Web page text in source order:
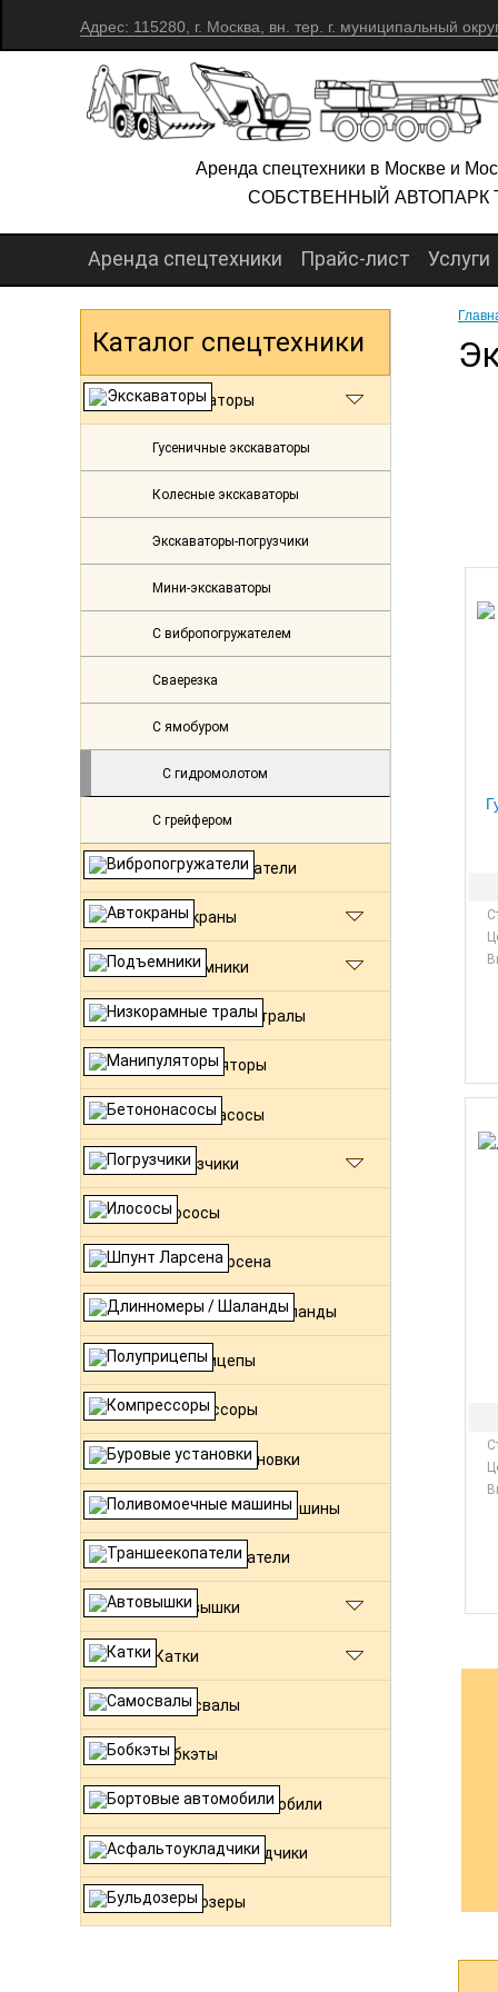
Адрес: 115280, г. Москва, вн. тер. г. муниципальный
Аренда спецтехники в Москве и
СОБСТВЕННЫЙ АВТОПАРК
Аренда спецтехники Прайс-лист Услуги
Каталог спецтехники
Экскаваторы
Гусеничные экскаваторы
Колесные экскаваторы
Экскаваторы-погрузчики
Мини-экскаваторы
С вибропогружателем
Сваерезка
С ямобуром
С гидромолотом
С грейфером
Вибропогружатели
Автокраны
Подъемники
Низкорамные тралы
Манипуляторы
Бетононасосы
Погрузчики
Илососы
Шпунт Ларсена
Длинномеры / Шаланды
Полуприцепы
Компрессоры
Буровые установки
Поливомоечные машины
Траншеекопатели
Автовышки
Катки
Самосвалы
Бобкэты
Бортовые автомобили
Асфальтоукладчики
Бульдозеры